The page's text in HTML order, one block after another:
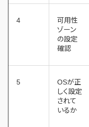
4
可用性
ゾーン
の設定
確認
5
OSが正
しく設定
されて
いるか